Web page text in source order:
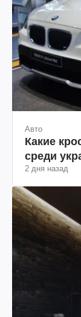
Авто
Какие
среди
2 дня назад